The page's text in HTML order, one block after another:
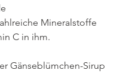
Mineralstoffe
C in ihm.
Gänseblümchen-Sirup